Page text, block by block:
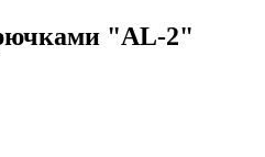
"AL-2"